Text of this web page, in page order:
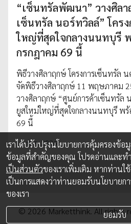
“เซ็นทรัลพัฒนา” วางศิล
เซ็นทรัล นอร์ทวิลล์” โคร
ใหญ่ที่สุดใจกลางนนทบุรี
กรกฎาคม 69 นี้
พิธีวางศิลาฤกษ์ โครงการเซ็นทรัล
จัดพิธีวางศิลาฤกษ์ 11 พฤษภาคม
วางศิลาฤกษ์ “ศูนย์การค้าเซ็นทรัล
ยูสใหม่ใหญ่ที่สุดใจกลางนนทบุรี พร้
69 นี้
11 พ.ค. 2026
© 2026 Marketthink. All rights
เราได้ปรับปรุงนโยบายการคุ้มครองข้
ข้อมูลที่สำคัญของคุณ โปรดอ่านและทำ
เป็นส่วนตัวของเราเพิ่มเติม หากท่านใ
เป็นการแสดงว่าท่านยอมรับนโยบายก
ของเรา
ยอมรับ